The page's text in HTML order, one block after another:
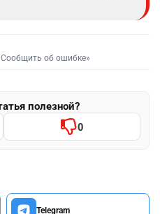
об ошибке»
полезной?
0
Telegram